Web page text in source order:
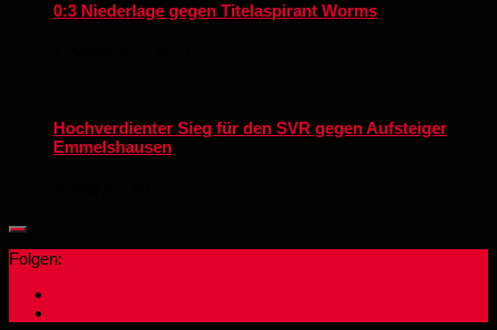
0:3 Niederlage gegen Titelaspirant Worms
Hochverdienter Sieg für den SVR gegen Aufsteiger
Emmelshausen
Folgen: